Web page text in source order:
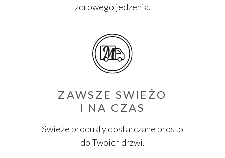
zdrowego jedzenia.
ZAWSZE SWIEŻO
I NA CZAS
Świeże produkty dostarczane prosto
do Twoich drzwi.